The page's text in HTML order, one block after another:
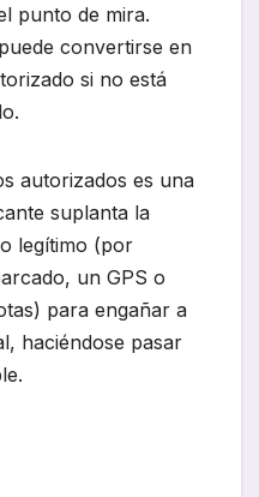
punto de mira.
convertirse en
si no está
autorizados es una
suplanta la
legítimo (por
un GPS o
para engañar a
haciéndose pasar